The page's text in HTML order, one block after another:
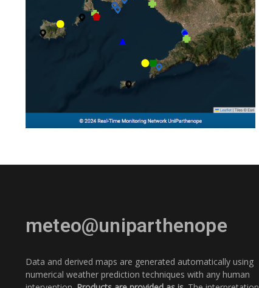
meteo@uniparthenope
Data and derived maps are generated automatically using
numerical weather prediction techniques with any human